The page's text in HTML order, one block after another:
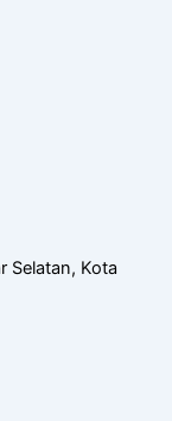
Selatan, Kota